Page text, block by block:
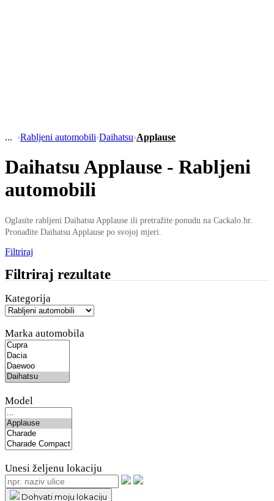
›Rabljeni automobili›Daihatsu›Applause
Daihatsu Applause - Rabljeni
automobili
Oglasite rabljeni Daihatsu Applause ili pretražite ponudu na Cackalo.hr.
Pronađite Daihatsu Applause po svojoj mjeri.
Filtriraj
Filtriraj rezultate
Kategorija
Marka automobila
Model
Unesi željenu lokaciju
Dohvati moju lokaciju